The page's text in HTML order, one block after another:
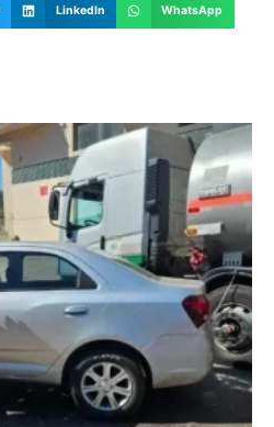
LinkedIn WhatsApp